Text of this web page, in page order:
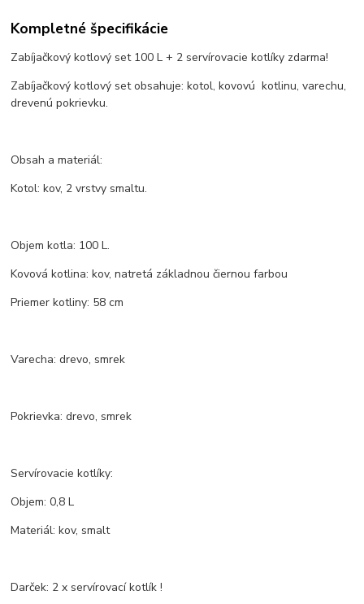
Kompletné špecifikácie
Zabíjačkový kotlový set 100 L + 2 servírovacie kotlíky zdarma!
Zabíjačkový kotlový set obsahuje: kotol, kovovú kotlinu, varechu,
drevenú pokrievku.
Obsah a materiál:
Kotol: kov, 2 vrstvy smaltu.
Objem kotla: 100 L.
Kovová kotlina: kov, natretá základnou čiernou farbou
Priemer kotliny: 58 cm
Varecha: drevo, smrek
Pokrievka: drevo, smrek
Servírovacie kotlíky:
Objem: 0,8 L
Materiál: kov, smalt
Darček: 2 x servírovací kotlík !